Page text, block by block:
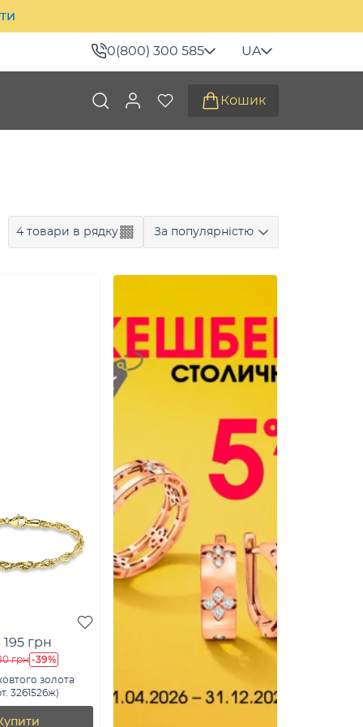
0(800) 300 585 UA
Кошик
4 товари в рядку За популярністю
195 грн
грн -39%
золота
3261526ж)